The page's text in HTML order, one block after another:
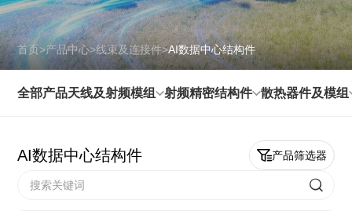
投资者关系
首页>产品中心>线束及连接件>AI数据中心结构件
全部产品天线及射频模组 射频精密结构件 散热器件及模组
AI数据中心结构件 产品筛选器